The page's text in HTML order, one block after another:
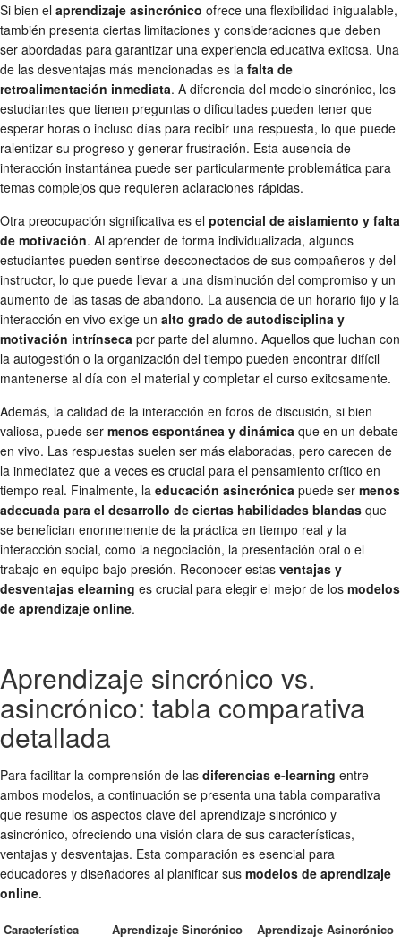
Si bien el aprendizaje asincrónico ofrece una flexibilidad inigualable,
también presenta ciertas limitaciones y consideraciones que deben
ser abordadas para garantizar una experiencia educativa exitosa. Una
de las desventajas más mencionadas es la falta de
retroalimentación inmediata. A diferencia del modelo sincrónico, los
estudiantes que tienen preguntas o dificultades pueden tener que
esperar horas o incluso días para recibir una respuesta, lo que puede
ralentizar su progreso y generar frustración. Esta ausencia de
interacción instantánea puede ser particularmente problemática para
temas complejos que requieren aclaraciones rápidas.
Otra preocupación significativa es el potencial de aislamiento y falta
de motivación. Al aprender de forma individualizada, algunos
estudiantes pueden sentirse desconectados de sus compañeros y del
instructor, lo que puede llevar a una disminución del compromiso y un
aumento de las tasas de abandono. La ausencia de un horario fijo y la
interacción en vivo exige un alto grado de autodisciplina y
motivación intrínseca por parte del alumno. Aquellos que luchan con
la autogestión o la organización del tiempo pueden encontrar difícil
mantenerse al día con el material y completar el curso exitosamente.
Además, la calidad de la interacción en foros de discusión, si bien
valiosa, puede ser menos espontánea y dinámica que en un debate
en vivo. Las respuestas suelen ser más elaboradas, pero carecen de
la inmediatez que a veces es crucial para el pensamiento crítico en
tiempo real. Finalmente, la educación asincrónica puede ser menos
adecuada para el desarrollo de ciertas habilidades blandas que
se benefician enormemente de la práctica en tiempo real y la
interacción social, como la negociación, la presentación oral o el
trabajo en equipo bajo presión. Reconocer estas ventajas y
desventajas elearning es crucial para elegir el mejor de los modelos
de aprendizaje online.
Aprendizaje sincrónico vs.
asincrónico: tabla comparativa
detallada
Para facilitar la comprensión de las diferencias e-learning entre
ambos modelos, a continuación se presenta una tabla comparativa
que resume los aspectos clave del aprendizaje sincrónico y
asincrónico, ofreciendo una visión clara de sus características,
ventajas y desventajas. Esta comparación es esencial para
educadores y diseñadores al planificar sus modelos de aprendizaje
online.
Característica Aprendizaje Sincrónico
Aprendizaje Asincrónico